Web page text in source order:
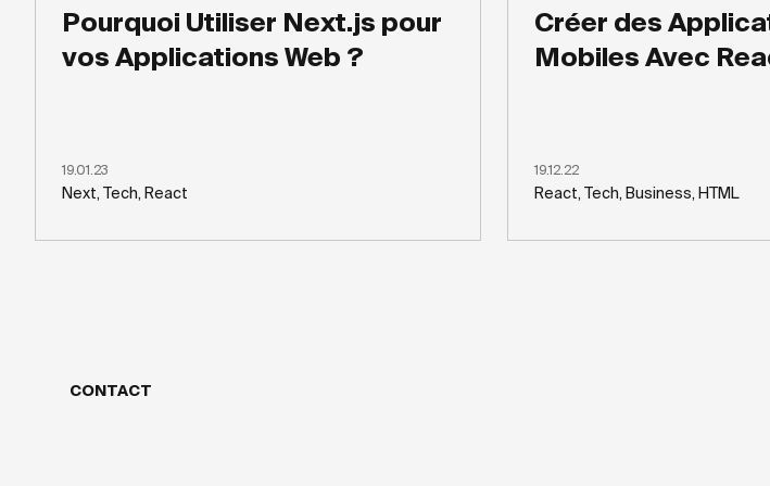
Pourquoi Utiliser Next.js pour
vos Applications Web ?
19.01.23
Next, Tech, React
Créer des
Mobiles Avec
19.12.22
React, Tech, Business, HTML
CONTACT